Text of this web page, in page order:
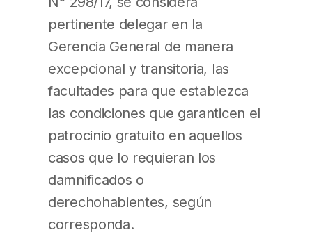
pertinente delegar en la
Gerencia General de manera
excepcional y transitoria, las
facultades para que establezca
las condiciones que garanticen el
patrocinio gratuito en aquellos
casos que lo requieran los
damnificados o
derechohabientes, según
corresponda.